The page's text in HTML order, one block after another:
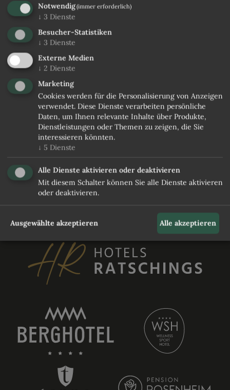
Anmerkung
Ich stimme denDatenschutzbestimmung
UNVERBINDLICH ANFRAGEN
Notwendig(immer erforderlich)
↓ 3 Dienste
Besucher-Statistiken
↓ 3 Dienste
Externe Medien
↓ 2 Dienste
Marketing
Cookies werden für die Personalisierung von Anzeigen
verwendet. Diese Dienste verarbeiten persönliche
Daten, um Ihnen relevante Inhalte über Produkte,
Dienstleistungen oder Themen zu zeigen, die Sie
interessieren könnten.
↓ 5 Dienste
Alle Dienste aktivieren oder deaktivieren
Mit diesem Schalter können Sie alle Dienste aktivieren
oder deaktivieren.
Ausgewählte akzeptieren Alle akzeptieren